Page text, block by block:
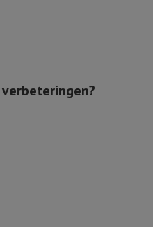
via Twitter
pagina via LinkedIn